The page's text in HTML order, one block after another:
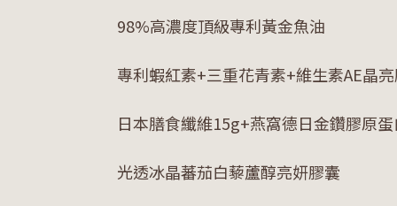
98%高濃度頂級專利黃金魚油
專利蝦紅素+三重花青素+維生素AE晶
日本膳食纖維15g+燕窩德日金鑽膠原
光透冰晶蕃茄白藜蘆醇亮妍膠囊